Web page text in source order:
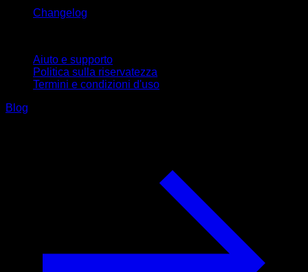
Changelog
Aiuto e supporto
Politica sulla riservatezza
Termini e condizioni d'uso
Blog